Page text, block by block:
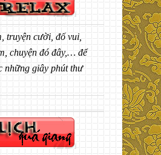
truyện cười, đố vui,
chuyện đó đây,… để
những giây phút thư